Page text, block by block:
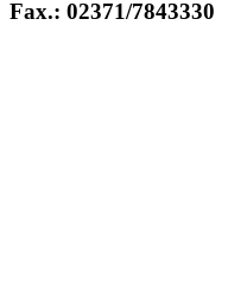
Fax.: 02371/7843330